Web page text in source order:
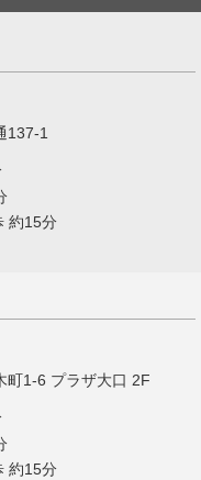
137-1
約15分
町1-6 プラザ大口 2F
約15分